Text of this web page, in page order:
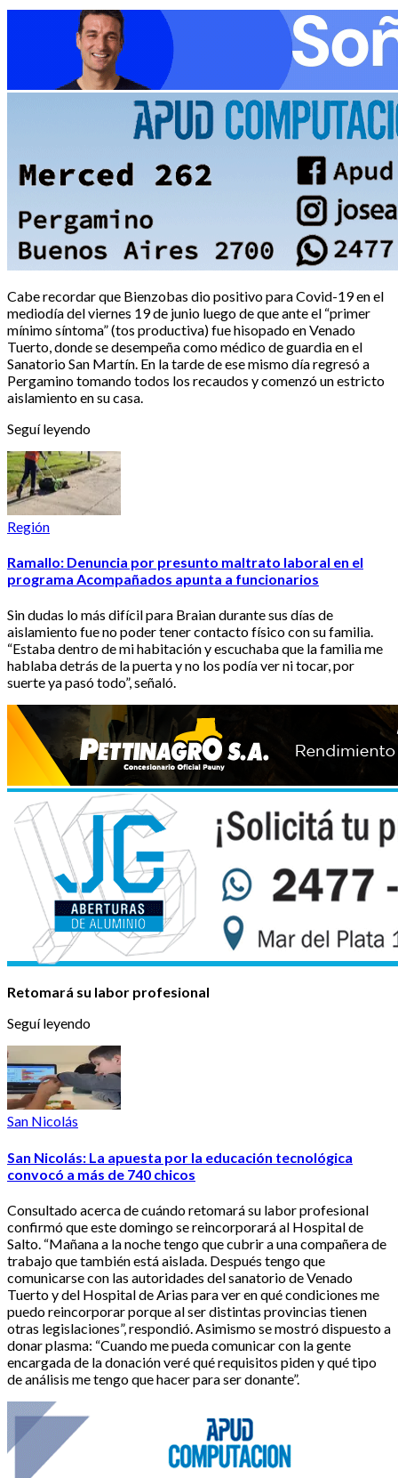
Cabe recordar que Bienzobas dio positivo para Covid-19 en el
mediodía del viernes 19 de junio luego de que ante el “primer
mínimo síntoma” (tos productiva) fue hisopado en Venado
Tuerto, donde se desempeña como médico de guardia en el
Sanatorio San Martín. En la tarde de ese mismo día regresó a
Pergamino tomando todos los recaudos y comenzó un estricto
aislamiento en su casa.
Seguí leyendo
Región
Ramallo: Denuncia por presunto maltrato laboral en el
programa Acompañados apunta a funcionarios
Sin dudas lo más difícil para Braian durante sus días de
aislamiento fue no poder tener contacto físico con su familia.
“Estaba dentro de mi habitación y escuchaba que la familia me
hablaba detrás de la puerta y no los podía ver ni tocar, por
suerte ya pasó todo”, señaló.
Retomará su labor profesional
Seguí leyendo
San Nicolás
San Nicolás: La apuesta por la educación tecnológica
convocó a más de 740 chicos
Consultado acerca de cuándo retomará su labor profesional
confirmó que este domingo se reincorporará al Hospital de
Salto. “Mañana a la noche tengo que cubrir a una compañera de
trabajo que también está aislada. Después tengo que
comunicarse con las autoridades del sanatorio de Venado
Tuerto y del Hospital de Arias para ver en qué condiciones me
puedo reincorporar porque al ser distintas provincias tienen
otras legislaciones”, respondió. Asimismo se mostró dispuesto a
donar plasma: “Cuando me pueda comunicar con la gente
encargada de la donación veré qué requisitos piden y qué tipo
de análisis me tengo que hacer para ser donante”.